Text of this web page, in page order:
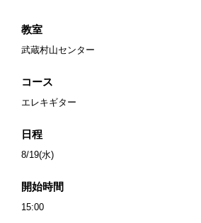
教室
武蔵村山センター
コース
エレキギター
日程
8/19(水)
開始時間
15:00